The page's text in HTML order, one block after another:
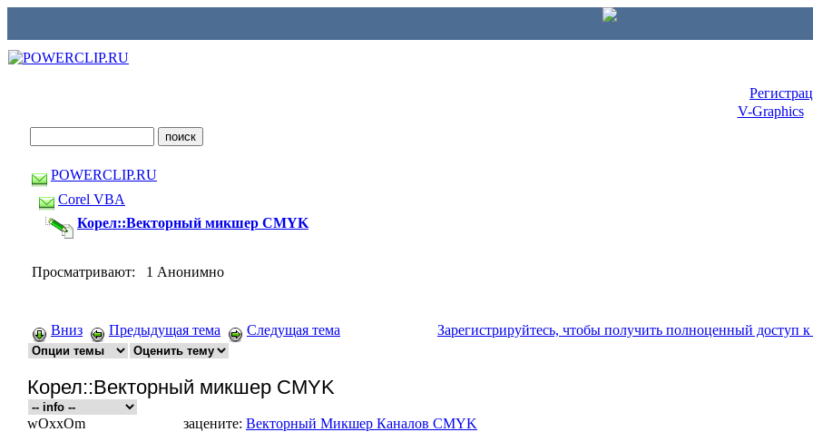
V-Graphics
POWERCLIP.RU
Corel VBA
Корел::Векторный микшер CMYK
Просматривают: 1 Анонимно
Вниз Предыдущая тема Следущая тема Зарегистрируйтесь, чтобы получить полноценный доступ
Корел::Векторный микшер CMYK
wOxxOm
зацените: Векторный Микшер Каналов CMYK